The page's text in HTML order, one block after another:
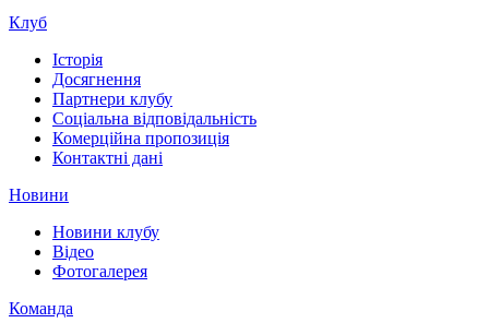
Клуб
Історія
Досягнення
Партнери клубу
Соціальна відповідальність
Комерційна пропозиція
Контактні дані
Новини
Новини клубу
Відео
Фотогалерея
Команда